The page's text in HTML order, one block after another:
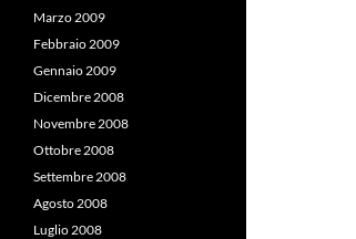
Marzo 2009
Febbraio 2009
Gennaio 2009
Dicembre 2008
Novembre 2008
Ottobre 2008
Settembre 2008
Agosto 2008
Luglio 2008